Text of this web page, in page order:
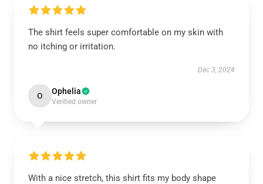
The shirt feels super comfortable on my skin with
no itching or irritation.
Dec 3, 2024
O Ophelia
Verified owner
With a nice stretch, this shirt fits my body shape